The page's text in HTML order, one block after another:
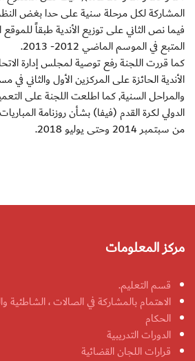
المشاركة لكل مرحلة سنية على حدا بغض النظر
فيما نص الثاني على توزيع الأندية طبقاً للموقع
المتبع في الموسم الماضي 2012- 2013.
كما قررت اللجنة رفع توصية لمجلس إدارة
الأندية الحائزة على المركزين الأول والثاني في
والمراحل السنية, كما اطلعت اللجنة على
الدولي لكرة القدم (فيفا) بشأن روزنامة
من سبتمبر 2014 وحتى يوليو 2018.
مركز المعلومات
قسم التعليم.
الاهتمام بالمشاركة في الصالات ، الشاطئية
الحكام
الدورات التدريبية
قرارات اللجان القضائية